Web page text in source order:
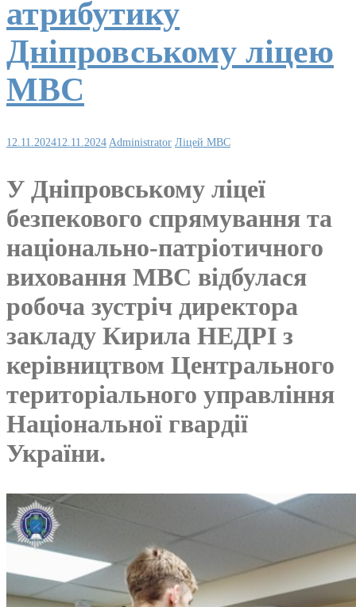
атрибутику
Дніпровському ліцею
МВС
12.11.202412.11.2024 Administrator Ліцей МВС
У Дніпровському ліцеї
безпекового спрямування та
національно-патріотичного
виховання МВС відбулася
робоча зустріч директора
закладу Кирила НЕДРІ з
керівництвом Центрального
територіального управління
Національної гвардії
України.